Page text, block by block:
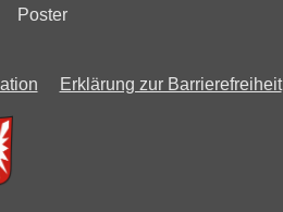
Poster
Erklärung zur Barrierefreiheit